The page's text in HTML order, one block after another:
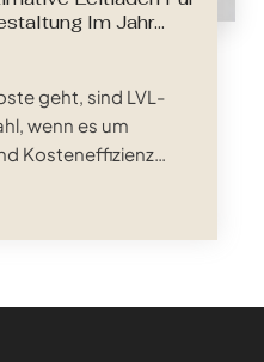
Im Jahr
geht, sind LVL-
wenn es um
Kosteneffizienz
Lumber"